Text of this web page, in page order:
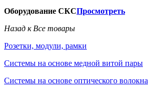
Оборудование СКСПросмотреть
Назад к Все товары
Розетки, модули, рамки
Системы на основе медной витой пары
Системы на основе оптического волокна